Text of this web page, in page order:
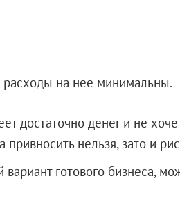
на нее минимальны.
достаточно денег и не
нельзя, зато и
готового бизнеса,